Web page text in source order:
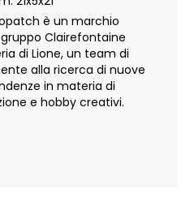
è un marchio
Clairefontaine
di Lione, un team di
alla ricerca di nuove
in materia di
e hobby creativi.